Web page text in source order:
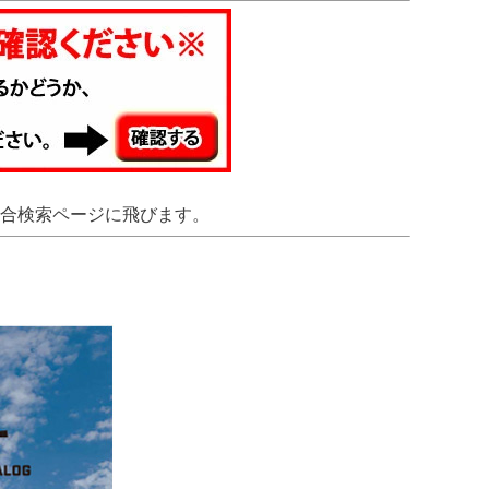
検索ページに飛びます。